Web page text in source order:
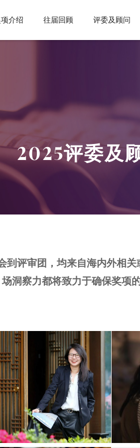
介绍 往届回顾 评委及顾问
2025评委及
到评审团，均来自海内外相
场洞察力都将致力于确保奖项